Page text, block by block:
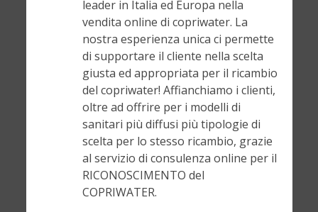
leader in Italia ed Europa nella
vendita online di copriwater. La
nostra esperienza unica ci permette
di supportare il cliente nella scelta
giusta ed appropriata per il ricambio
del copriwater! Affianchiamo i clienti,
oltre ad offrire per i modelli di
sanitari più diffusi più tipologie di
scelta per lo stesso ricambio, grazie
al servizio di consulenza online per il
RICONOSCIMENTO del
COPRIWATER.